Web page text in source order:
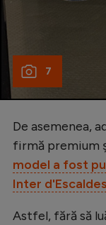
7
De asemenea,
firmă premium
model a fost
Inter
Astfel, fără să